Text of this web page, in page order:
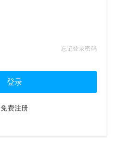
忘记登录密码
登录
免费注册